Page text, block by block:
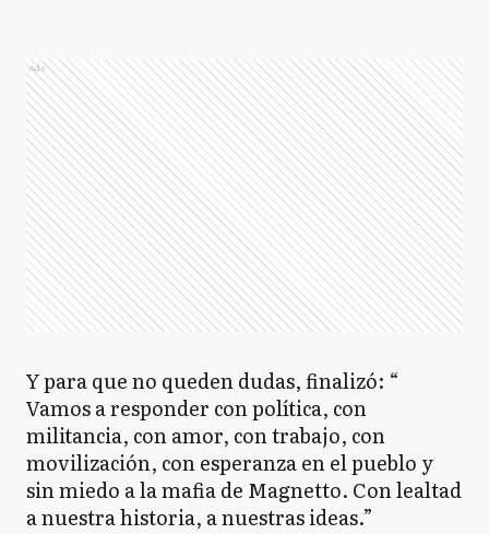
Ads
Y para que no queden dudas, finalizó: “
Vamos a responder con política, con
militancia, con amor, con trabajo, con
movilización, con esperanza en el pueblo y
sin miedo a la mafia de Magnetto. Con lealtad
a nuestra historia, a nuestras ideas.”